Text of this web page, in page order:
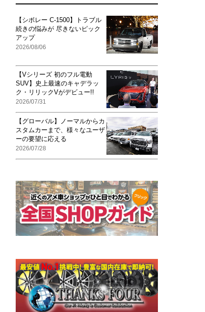
【シボレー C-1500】トラブル
続きの悩みが 尽きないピック
アップ
2026/08/06
【Vシリーズ 初のフル電動
SUV】史上最速のキャデラッ
ク・リリックVがデビュー!!
2026/07/31
【グローバル】ノーマルからカ
スタムカーまで、様々なユーザ
ーの要望に応える
2026/07/28